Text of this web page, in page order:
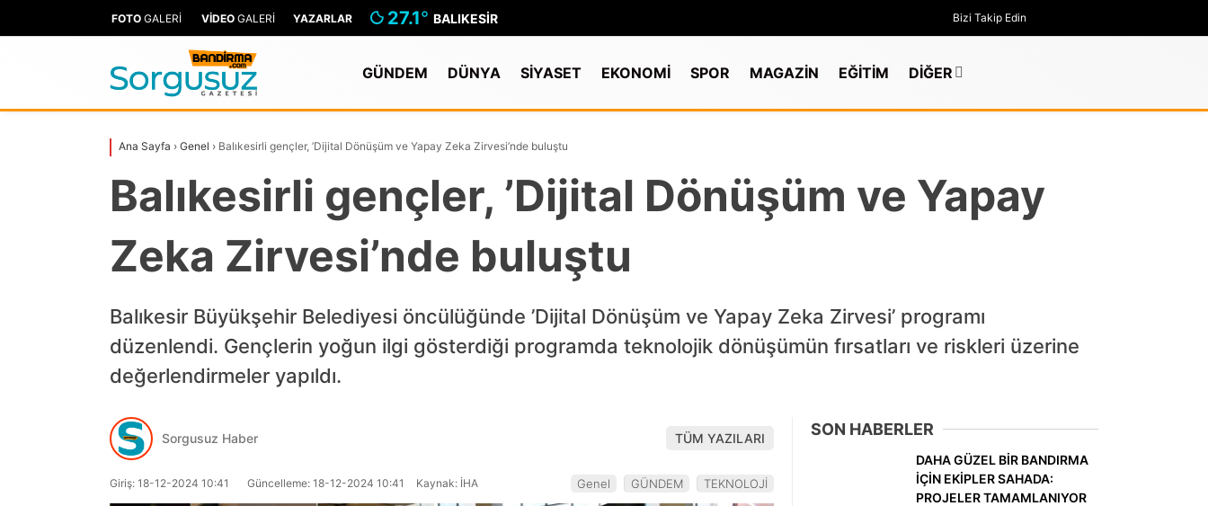
EKONOMİ
FOTO GALERİ VİDEO GALERİ YAZARLAR 27.1° BALIKESIR Bizi Takip Edin
GÜNDEM DÜNYA SİYASET EKONOMİ SPOR MAGAZİN EĞİTİM DİĞER
Ana Sayfa › Genel › Balıkesirli gençler, ’Dijital Dönüşüm ve Yapay Zeka Zirvesi’nde buluştu
Balıkesirli gençler, ’Dijital Dönüşüm ve Yapay
Zeka Zirvesi’nde buluştu
Balıkesir Büyükşehir Belediyesi öncülüğünde ’Dijital Dönüşüm ve Yapay Zeka Zirvesi’ programı
düzenlendi. Gençlerin yoğun ilgi gösterdiği programda teknolojik dönüşümün fırsatları ve riskleri üzerine
değerlendirmeler yapıldı.
Sorgusuz Haber TÜM YAZILARI
Giriş: 18-12-2024 10:41 Güncelleme: 18-12-2024 10:41 Kaynak: İHA Genel GÜNDEM TEKNOLOJİ
SON HABERLER
DAHA GÜZEL BİR BANDIRMA
İÇİN EKİPLER SAHADA:
PROJELER TAMAMLANIYOR